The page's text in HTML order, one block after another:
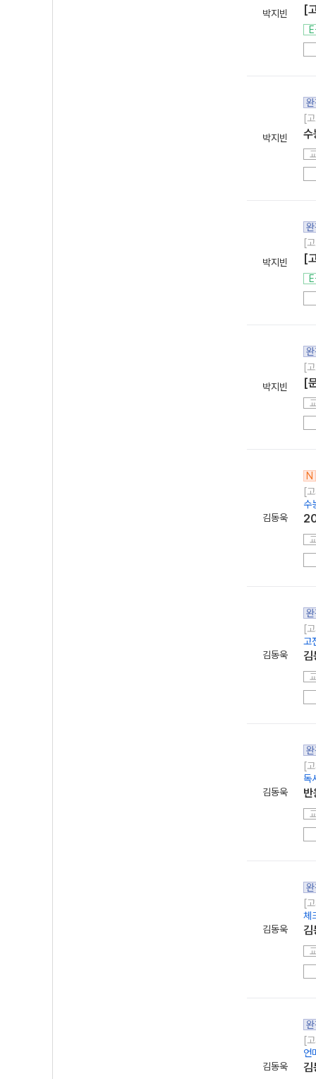
박지빈 [
박지빈
[
수
박지빈
[
[
박지빈
[
[
김동욱
N
[
수
김동욱
[
고
김
김동욱
[
독
김동욱
[
체
김
김동욱
[
언
김